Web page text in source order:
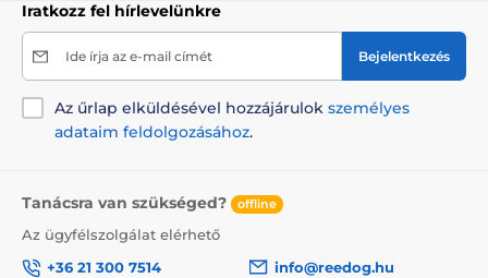
Iratkozz fel hírlevelünkre
Ide írja az e-mail címét Bejelentkezés
Az űrlap elküldésével hozzájárulok személyes
adataim feldolgozásához.
Tanácsra van szükséged? offline
Az ügyfélszolgálat elérhető
+36 21 300 7514
info@reedog.hu